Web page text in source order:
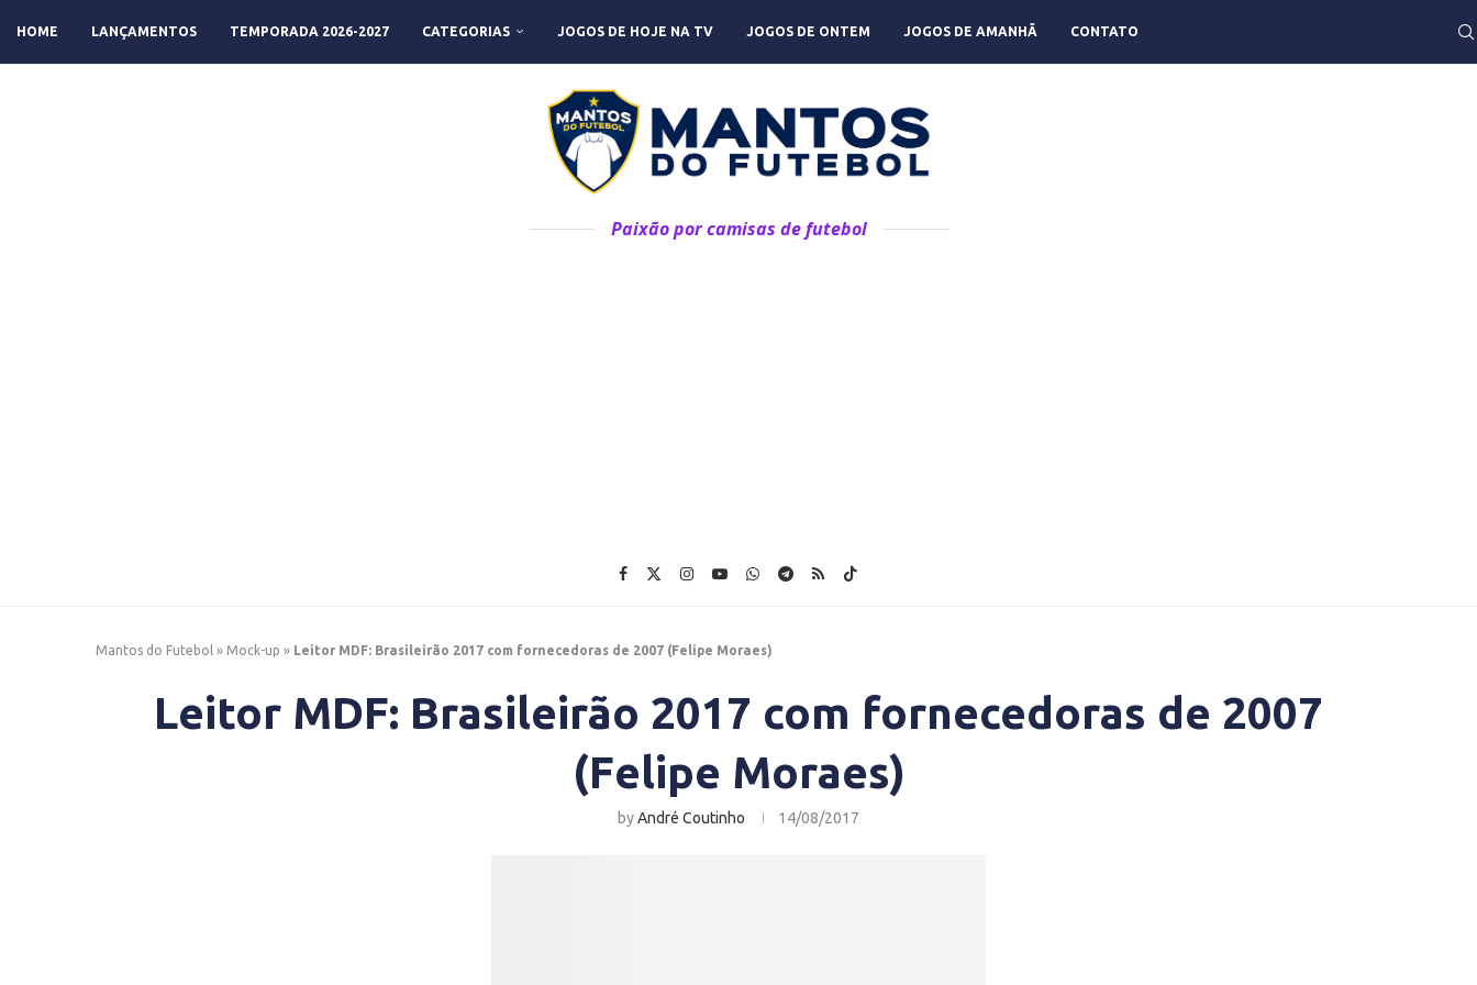
HOME LANÇAMENTOS TEMPORADA 2026-2027 CATEGORIAS JOGOS DE HOJE NA TV JOGOS DE ONTEM JOGOS DE AMANHÃ CONTATO
Paixão por camisas de futebol
Mantos do Futebol » Mock-up » Leitor MDF: Brasileirão 2017 com fornecedoras de 2007 (Felipe Moraes)
Leitor MDF: Brasileirão 2017 com fornecedoras de 2007
(Felipe Moraes)
byAndré Coutinho 14/08/2017